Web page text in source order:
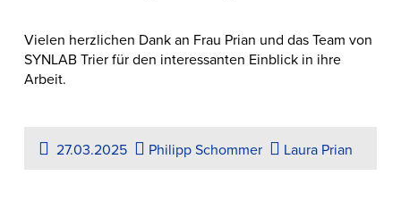
Vielen herzlichen Dank an Frau Prian und das Team von
SYNLAB Trier für den interessanten Einblick in ihre
Arbeit.
27.03.2025 Philipp Schommer Laura Prian